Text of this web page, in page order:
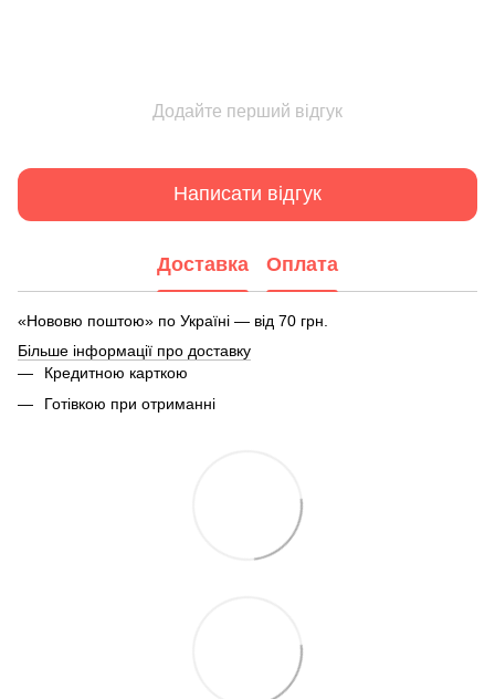
Додайте перший відгук
Написати відгук
Доставка Оплата
«Нововю поштою» по Україні — від 70 грн.
Більше інформації про доставку
Кредитною карткою
Готівкою при отриманні